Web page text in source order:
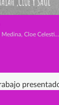
Secundaria, Naiah Acedo Medina, Cloe Celestino de la Cruz Cobo de Guzmán y Saúl Muñoz Seoane